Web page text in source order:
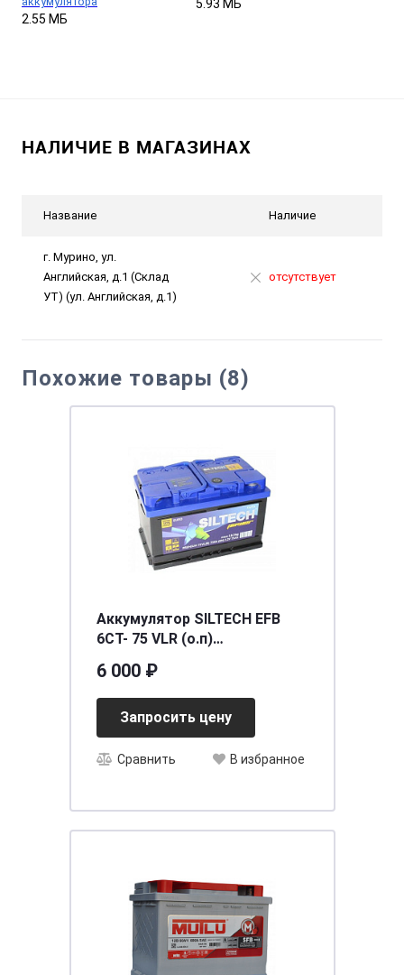
2.55 МБ
5.93 МБ
НАЛИЧИЕ В МАГАЗИНАХ
Название Наличие
г. Мурино, ул.
Английская, д.1 (Склад
УТ) (ул. Английская, д.1)
отсутствует
Похожие товары (8)
Аккумулятор SILTECH EFB
6СТ- 75 VLR (о.п)
6 000 ₽
Запросить цену
Сравнить В избранное